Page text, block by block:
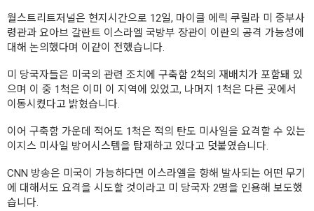
월스트리트저널은 현지시간으로 12일, 마이클 에릭 쿠릴라 미 중부사
령관과 요아브 갈란트 이스라엘 국방부 장관이 이란의 공격 가능성에
대해 논의했다며 이같이 전했습니다.
미 당국자들은 미국의 관련 조치에 구축함 2척의 재배치가 포함돼 있
으며 이 중 1척은 이미 이 지역에 있었고, 나머지 1척은 다른 곳에서
이동시켰다고 밝혔습니다.
이어 구축함 가운데 적어도 1척은 적의 탄도 미사일을 요격할 수 있는
이지스 미사일 방어시스템을 탑재하고 있다고 덧붙였습니다.
CNN 방송은 미국이 가능하다면 이스라엘을 향해 발사되는 어떤 무기
에 대해서도 요격을 시도할 것이라고 미 당국자 2명을 인용해 보도했
습니다.